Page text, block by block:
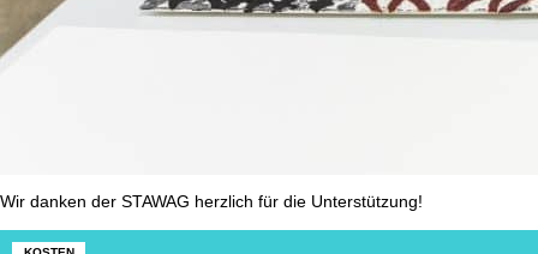
Wir danken der STAWAG herzlich für die Unterstützung!